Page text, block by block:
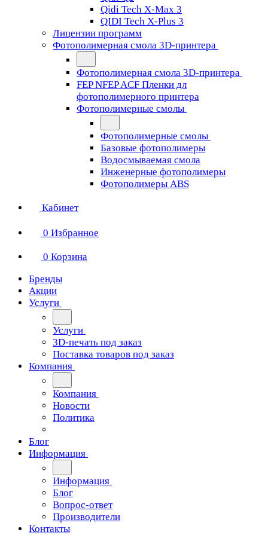
Qidi Tech X-Max 3
QIDI Tech X-Plus 3
Лицензии программ
Фотополимерная смола 3D-принтера
Фотополимерная смола 3D-принтера
FEP NFEP ACF Пленки дл
фотополимерного принтера
Фотополимерные смолы
Фотополимерные смолы
Базовые фотополимеры
Водосмываемая смола
Инженерные фотополимеры
Фотополимеры ABS
Кабинет
0 Избранное
0 Корзина
Бренды
Акции
Услуги
Услуги
3D-печать под заказ
Поставка товаров под заказ
Компания
Компания
Новости
Политика
Блог
Информация
Информация
Блог
Вопрос-ответ
Производители
Контакты